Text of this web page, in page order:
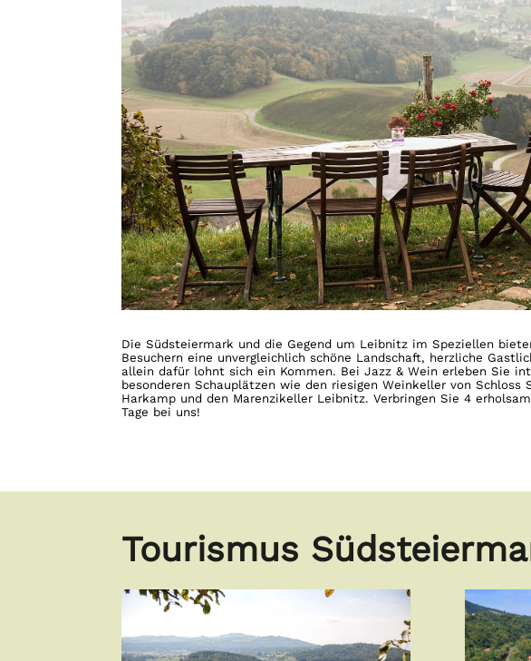
Die Südsteiermark und die Gegend um Leibnitz im Speziellen
Besuchern eine unvergleichlich schöne Landschaft, herzliche
allein dafür lohnt sich ein Kommen. Bei Jazz & Wein erleben Sie
besonderen Schauplätzen wie den riesigen Weinkeller von Schloss
Harkamp und den Marenzikeller Leibnitz. Verbringen Sie 4
Tage bei uns!
Tourismus